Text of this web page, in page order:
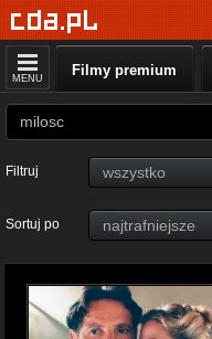
MENU Filmy premium
Filtruj
Sortuj po